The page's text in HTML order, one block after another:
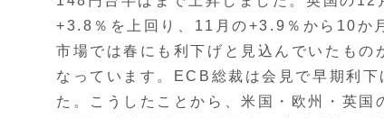
+3.8％を上回り、11月の+3.9％から10か
市場では春にも利下げと見込んでいたも
なっています。ECB総裁は会見で早期利
た。こうしたことから、米国・欧州・英